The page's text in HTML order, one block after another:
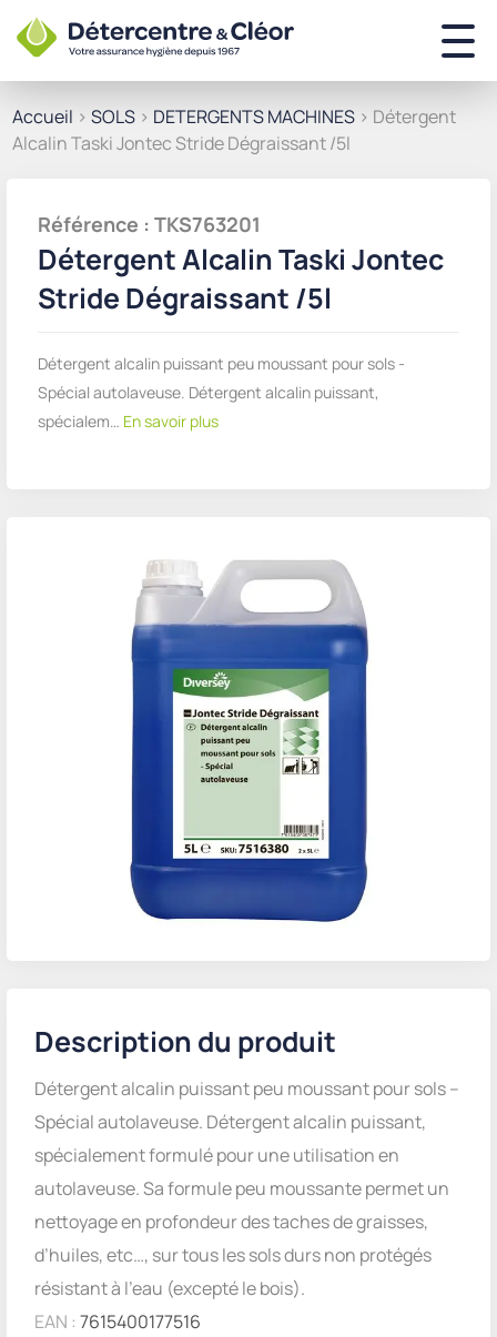
Accueil > SOLS > DETERGENTS MACHINES > Détergent
Alcalin Taski Jontec Stride Dégraissant /5l
Description du produit
Détergent alcalin puissant peu moussant pour sols –
Spécial autolaveuse. Détergent alcalin puissant,
spécialement formulé pour une utilisation en
autolaveuse. Sa formule peu moussante permet un
nettoyage en profondeur des taches de graisses,
d’huiles, etc…, sur tous les sols durs non protégés
résistant à l’eau (excepté le bois).
EAN : 7615400177516
Référence : TKS763201
Détergent Alcalin Taski Jontec
Stride Dégraissant /5l
Détergent alcalin puissant peu moussant pour sols -
Spécial autolaveuse. Détergent alcalin puissant,
spécialem… En savoir plus